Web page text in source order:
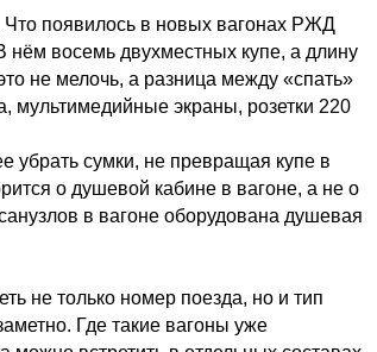
Что появилось в новых вагонах РЖД
восемь двухместных купе, а длину
не мелочь, а разница между «спать»
мультимедийные экраны, розетки 220
сумки, не превращая купе в
о душевой кабине в вагоне, а не о
в вагоне оборудована душевая
не только номер поезда, но и тип
Где такие вагоны уже